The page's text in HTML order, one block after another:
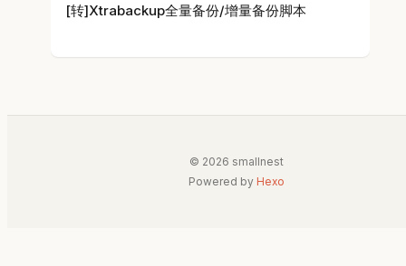
[转]Xtrabackup全量备份/增量备份脚本
© 2026 smallnest
Powered by Hexo